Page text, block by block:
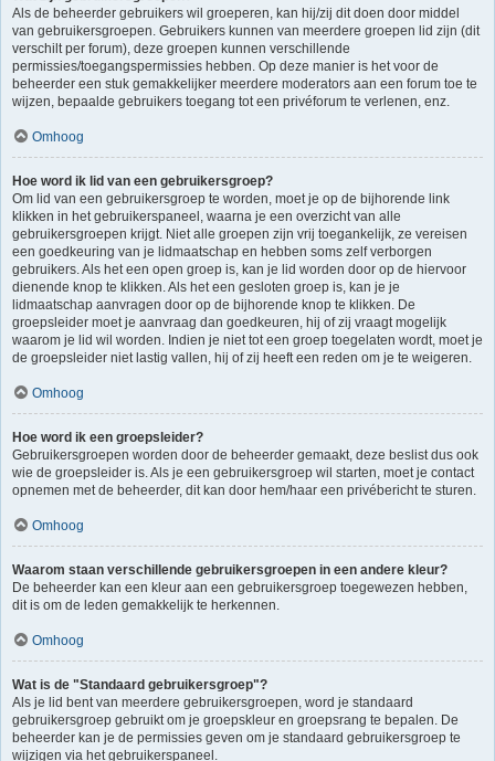
Als de beheerder gebruikers wil groeperen, kan hij/zij dit doen door middel
van gebruikersgroepen. Gebruikers kunnen van meerdere groepen lid zijn (dit
verschilt per forum), deze groepen kunnen verschillende
permissies/toegangspermissies hebben. Op deze manier is het voor de
beheerder een stuk gemakkelijker meerdere moderators aan een forum toe te
wijzen, bepaalde gebruikers toegang tot een privéforum te verlenen, enz.
Omhoog
Hoe word ik lid van een gebruikersgroep?
Om lid van een gebruikersgroep te worden, moet je op de bijhorende link
klikken in het gebruikerspaneel, waarna je een overzicht van alle
gebruikersgroepen krijgt. Niet alle groepen zijn vrij toegankelijk, ze vereisen
een goedkeuring van je lidmaatschap en hebben soms zelf verborgen
gebruikers. Als het een open groep is, kan je lid worden door op de hiervoor
dienende knop te klikken. Als het een gesloten groep is, kan je je
lidmaatschap aanvragen door op de bijhorende knop te klikken. De
groepsleider moet je aanvraag dan goedkeuren, hij of zij vraagt mogelijk
waarom je lid wil worden. Indien je niet tot een groep toegelaten wordt, moet je
de groepsleider niet lastig vallen, hij of zij heeft een reden om je te weigeren.
Omhoog
Hoe word ik een groepsleider?
Gebruikersgroepen worden door de beheerder gemaakt, deze beslist dus ook
wie de groepsleider is. Als je een gebruikersgroep wil starten, moet je contact
opnemen met de beheerder, dit kan door hem/haar een privébericht te sturen.
Omhoog
Waarom staan verschillende gebruikersgroepen in een andere kleur?
De beheerder kan een kleur aan een gebruikersgroep toegewezen hebben,
dit is om de leden gemakkelijk te herkennen.
Omhoog
Wat is de "Standaard gebruikersgroep"?
Als je lid bent van meerdere gebruikersgroepen, word je standaard
gebruikersgroep gebruikt om je groepskleur en groepsrang te bepalen. De
beheerder kan je de permissies geven om je standaard gebruikersgroep te
wijzigen via het gebruikerspaneel.